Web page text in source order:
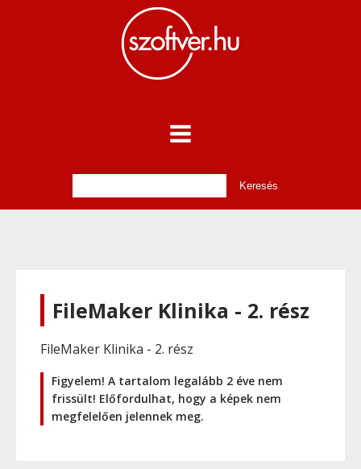
FileMaker Klinika - 2. rész
FileMaker Klinika - 2. rész
Figyelem! A tartalom legalább 2 éve nem
frissült! Előfordulhat, hogy a képek nem
megfelelően jelennek meg.